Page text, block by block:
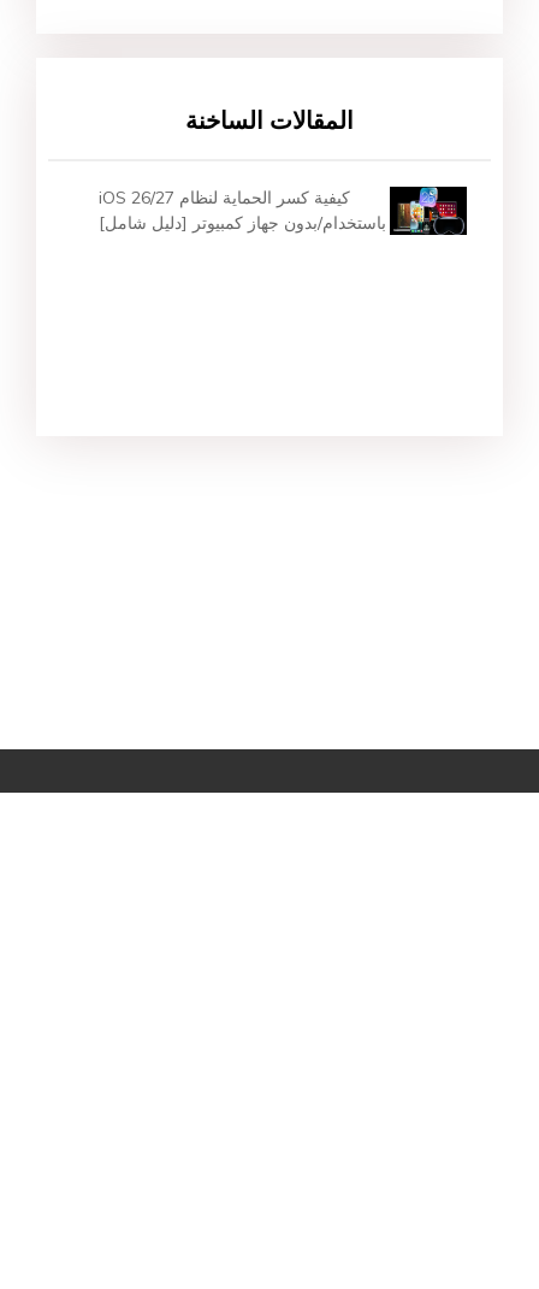
المقالات الساخنة
كيفية كسر الحماية لنظام iOS 26/27
باستخدام/بدون جهاز كمبيوتر [دليل شامل]